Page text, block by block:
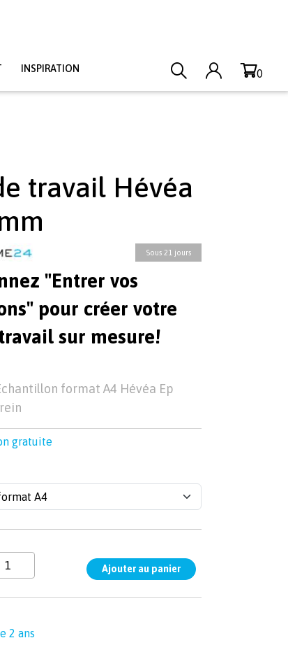
INSPIRATION 0
travail Hévéa
Sous 21 jours
"Entrer vos
pour créer votre
sur mesure!
format A4 Hévéa Ep
gratuite
2 ans